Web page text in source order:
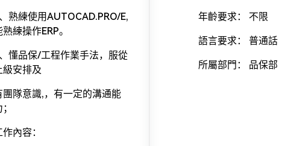
熟練使用AUTOCAD.PRO/E,
熟練操作ERP。
懂品保/工程作業手法，服從
級安排及
團隊意識,，有一定的溝通能
作內容：
年齡要求： 不限
語言要求： 普通話
所屬部門： 品保部